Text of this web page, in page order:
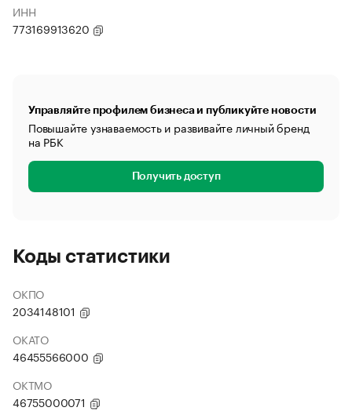
ИНН
773169913620
Управляйте профилем бизнеса и публикуйте новости
Повышайте узнаваемость и развивайте личный бренд
на РБК
Получить доступ
Коды статистики
ОКПО
2034148101
ОКАТО
46455566000
ОКТМО
46755000071